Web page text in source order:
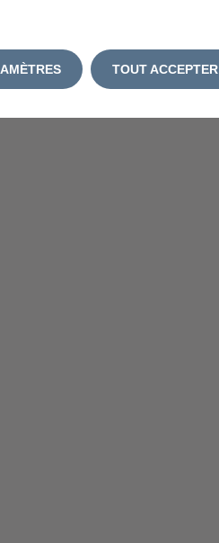
t:
TOUT ACCEPTER